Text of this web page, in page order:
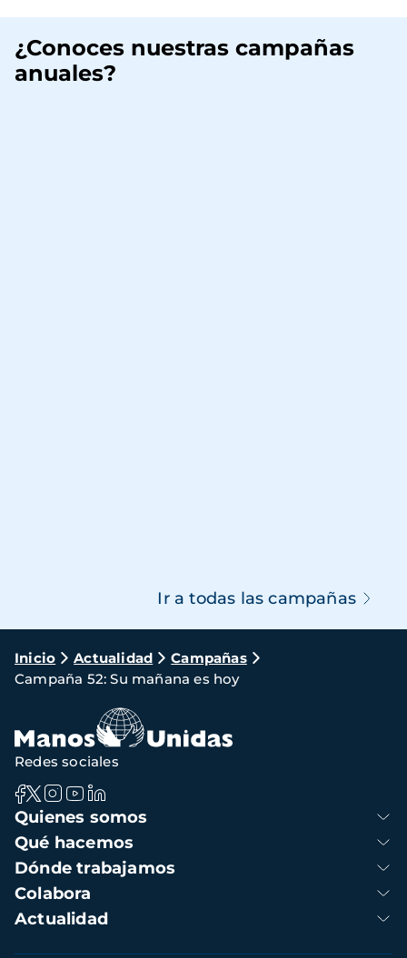
¿Conoces nuestras campañas
anuales?
Ir a todas las campañas
Ruta
de
navegación
Inicio Actualidad
Campañas
Campaña 52: Su mañana es hoy
Navegación
principal
Quienes somos
Qué hacemos
Dónde trabajamos
Colabora
Actualidad
Redes sociales